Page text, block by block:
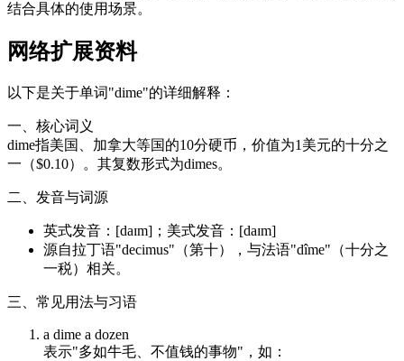
结合具体的使用场景。
网络扩展资料
以下是关于单词"dime"的详细解释：
一、核心词义
dime指美国、加拿大等国的10分硬币，价值为1美元的十分之
一（$0.10）。其复数形式为dimes。
二、发音与词源
英式发音：[daɪm]；美式发音：[daɪm]
源自拉丁语"decimus"（第十），与法语"dîme"（十分之
一税）相关。
三、常见用法与习语
a dime a dozen
表示"多如牛毛、不值钱的事物"，如：